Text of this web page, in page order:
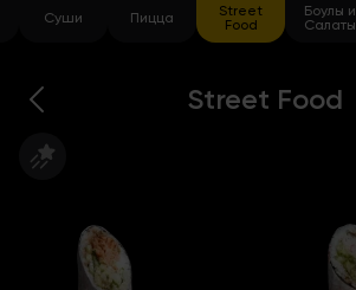
Суши Пицца
Street
Food
Боулы и
Салаты
Street Food